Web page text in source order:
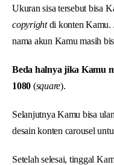
Ukuran sisa tersebut bisa
copyrightdi konten Kamu.
nama akun Kamu masih
Beda halnya jika Kamu
1080 (square).
Selanjutnya Kamu bisa
desain konten carousel
Setelah selesai, tinggal